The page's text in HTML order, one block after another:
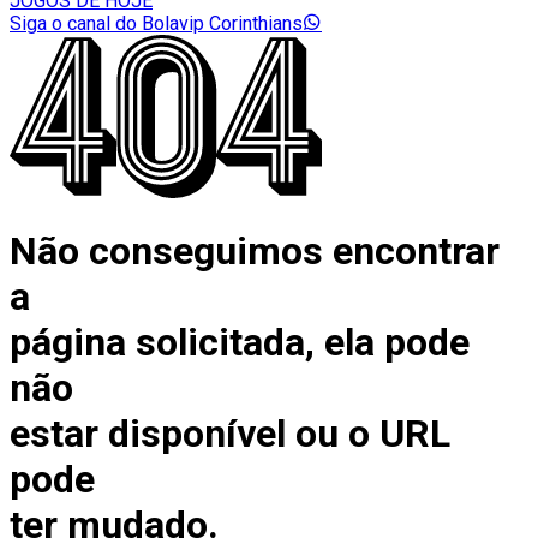
Siga o canal do Bolavip Corinthians
Não conseguimos encontrar
a
página solicitada, ela pode
não
estar disponível ou o URL
pode
ter mudado.